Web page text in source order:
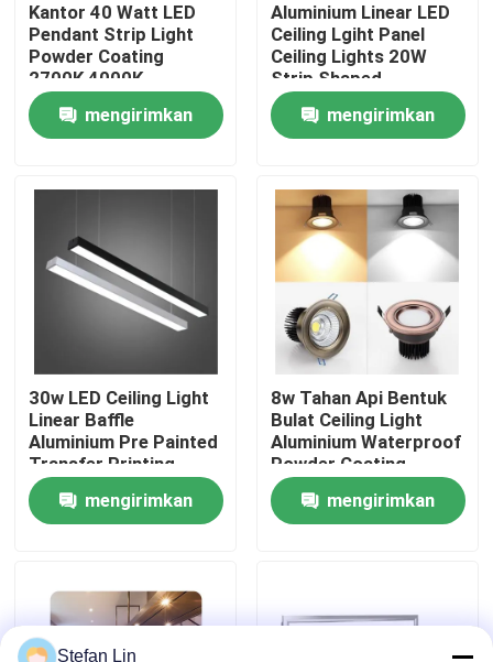
Rumah
Produk
Tentang kami
Tur pabrik
Kontrol Kualitas
Hubungi kami
Berita
Permintaan Penawaran
Kantor 40 Watt LED
Pendant Strip Light
Powder Coating
2700K 4000K
mengirimkan
Aluminium Linear LED
Ceiling Lgiht Panel
Ceiling Lights 20W
Strip Shaped
mengirimkan
30w LED Ceiling Light
Linear Baffle
Aluminium Pre Painted
Transfer Printing
mengirimkan
8w Tahan Api Bentuk
Bulat Ceiling Light
Aluminium Waterproof
Powder Coating
mengirimkan
Stefan Lin